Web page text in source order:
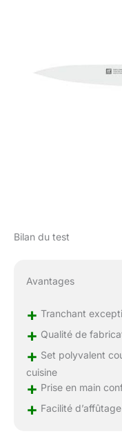
Bilan du test
Avantages
+ Tranchant
+ Qualité de
+ Set polyvalent
cuisine
+ Prise en main
+ Facilité